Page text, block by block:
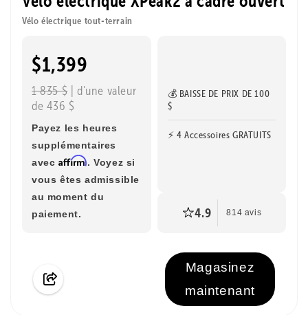
Vélo électrique tout-terrain
$1,399
1 835 $ | d'une valeur
de 436 $
Payez les heures
supplémentaires
avec Affirm. Voyez si
vous êtes admissible
au moment du
paiement.
💰 BAISSE DE PRIX DE 100
$
⚡ 4 Accessoires GRATUITS
4.9 814 avis
Magasinez
maintenant